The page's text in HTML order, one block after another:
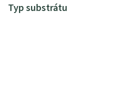
Typ substrátu